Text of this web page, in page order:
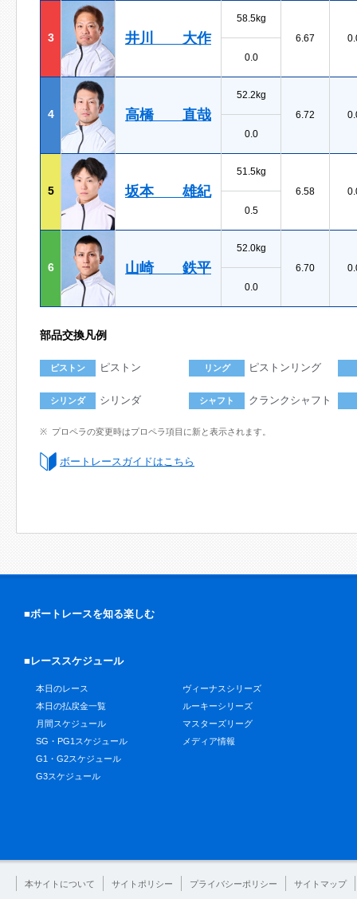
3 井川 大作
58.5kg
6.67
0.0
4 高橋 直哉
52.2kg
6.72
0.0
5 坂本 雄紀
51.5kg
6.58
0.5
6 山崎 鉄平
52.0kg
6.70
0.0
部品交換凡例
ピストン ピストン リング ピストンリング
シリンダ シリンダ シャフト クランクシャフト
プロペラの変更時はプロペラ項目に新と表示されます。
ボートレースガイドはこちら
■ボートレースを知る楽しむ
■レーススケジュール
本日のレース
本日の払戻金一覧
月間スケジュール
SG・PG1スケジュール
G1・G2スケジュール
G3スケジュール
ヴィーナスシリーズ
ルーキーシリーズ
マスターズリーグ
メディア情報
本サイトについて サイトポリシー プライバシーポリシー サイトマップ